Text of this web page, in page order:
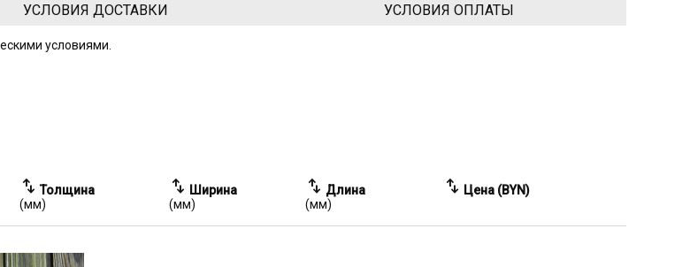
УСЛОВИЯ ДОСТАВКИ УСЛОВИЯ ОПЛАТЫ
условиями.
swap_vert Толщина
(мм)
swap_vert Ширина
(мм)
swap_vert Длина
(мм)
swap_vert Цена (BYN)